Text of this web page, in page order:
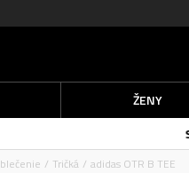
ŽENY
Tričká adidas OTR B TEE